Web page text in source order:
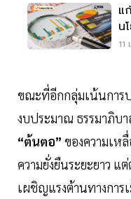
แ
น
ข้
11
ขณะที่อีกกลุ่มเน้นการป
งบประมาณ ธรรมาภิบ
“ต้นตอ” ของความเห
ความยั่งยืนระยะยาว แ
เผชิญแรงต้านทางการเ